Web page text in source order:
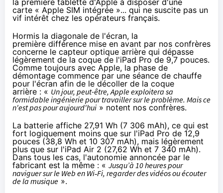
carte « Apple SIM intégrée »... qui ne suscite pas un
vif intérêt chez les opérateurs français.
Hormis la diagonale de l'écran, la
première différence mise en avant par nos confrères
concerne le capteur optique arrière qui dépasse
légèrement de la coque de l'iPad Prode 9,7 pouces.
Comme toujours avec Apple, la phase de
démontage commence par une séance de chauffe
pour l'écran afin de le décoller de la coque
arrière : « Un jour, peut-être, Apple exploitera sa
formidable ingénierie pour travailler sur le problème. Mais ce
n'est pas pour aujourd'hui » notent nos confrères.
La batterie affiche 27,91 Wh (7 306 mAh), ce qui est
fort logiquement moins que sur l'iPad Pro de 12,9
pouces (38,8 Wh et 10 307 mAh), mais légèrement
plus que sur l'iPad Air 2 (27,62 Wh et 7 340 mAh).
Dans tous les cas, l'autonomie annoncée par le
fabricant est la même : « Jusqu’à 10 heures pour
naviguer sur le Web en Wi‑Fi, regarder des vidéos ou écouter
de la musique ».